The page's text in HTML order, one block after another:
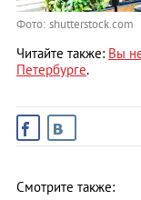
Фото: shutterstock.com
Читайте также: Вы
Петербурге.
Смотрите также: